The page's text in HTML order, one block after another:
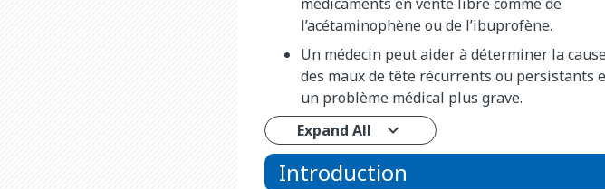
l’acétaminophène ou de l’ibuprofène.
Un médecin peut aider à déterminer la
des maux de tête récurrents ou persistants
un problème médical plus grave.
Expand All
Introduction